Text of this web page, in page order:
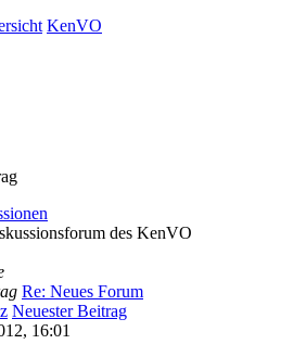
KenVO
des KenVO
Re: Neues Forum
Neuester Beitrag
16:01